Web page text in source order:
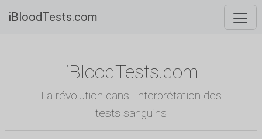
iBloodTests.com
iBloodTests.com
La révolution dans l'interprétation des
tests sanguins